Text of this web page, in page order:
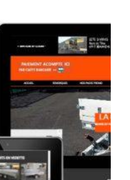
GRAPHISME
AVIS CLIENTS
BLOG
CONTACT